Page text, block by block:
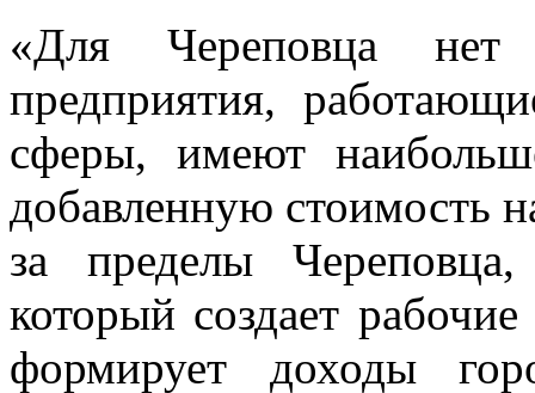
«Для Череповца нет
предприятия,
сферы, имеют
добавленную стоимость
за пределы
который создает
формирует доходы